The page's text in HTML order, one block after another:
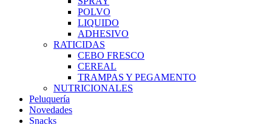
POLVO
LIQUIDO
ADHESIVO
RATICIDAS
CEBO FRESCO
CEREAL
TRAMPAS Y PEGAMENTO
NUTRICIONALES
Peluquería
Novedades
Snacks